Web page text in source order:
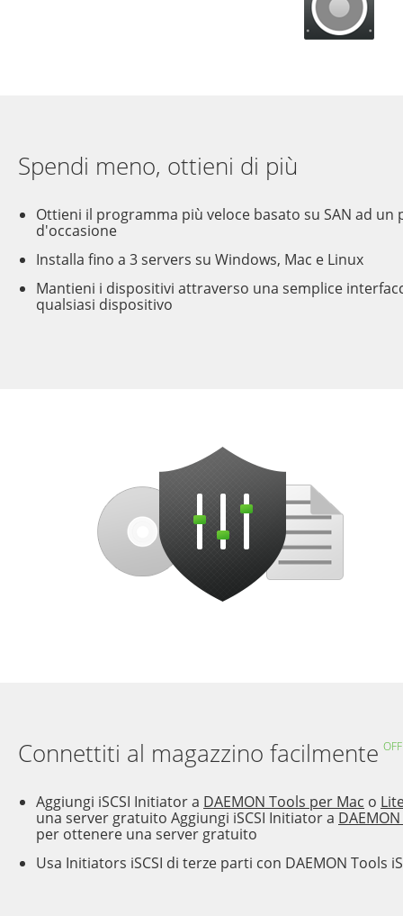
Spendi meno, ottieni di più
Ottieni il programma più veloce basato su SAN ad un
d'occasione
Installa fino a 3 servers su Windows, Mac e Linux
Mantieni i dispositivi attraverso una semplice
qualsiasi dispositivo
Connettiti al magazzino facilmente
Aggiungi iSCSI Initiator a DAEMON Tools per Mac o
una server gratuito Aggiungi iSCSI Initiator a
per ottenere una server gratuito
Usa Initiators iSCSI di terze parti con DAEMON Tools